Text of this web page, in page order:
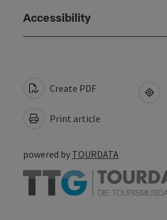
Accessibility
Create PDF
Print article
powered by TOURDATA